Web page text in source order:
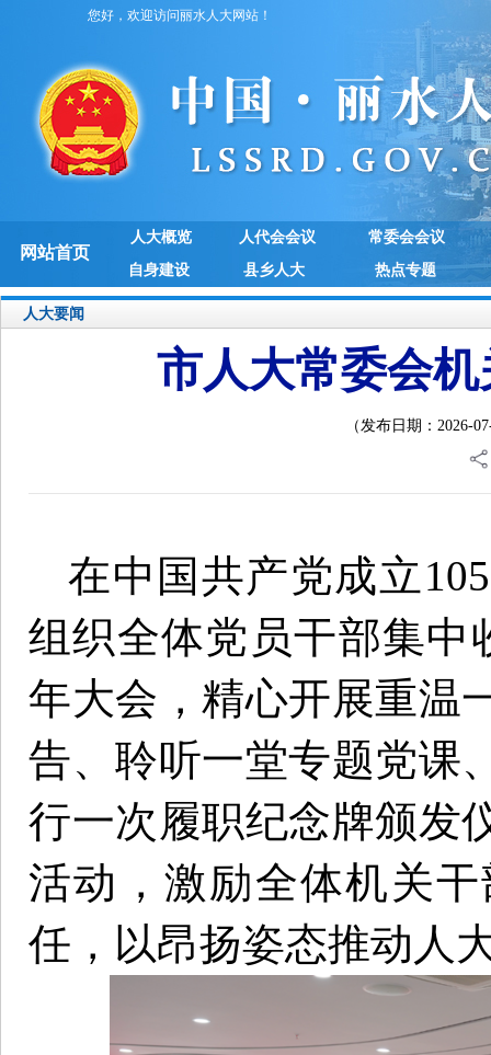
您好，欢迎访问丽水人大网站！
网站首页
人大概览 人代会会议
常委会会议
自身建设
县乡人大 热点专题
人大要闻
市人大常委会
（发布日期：2026-
在中国共产党成立
组织全体党员干部集中
年大会，精心开展重温
告、聆听一堂专题党课
行一次履职纪念牌颁发
活动，激励全体机关
任，以昂扬姿态推动人